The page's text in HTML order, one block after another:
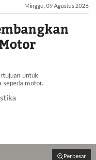
Minggu, 09 Agustus 2026
untuk
sepeda motor.
Perbesar